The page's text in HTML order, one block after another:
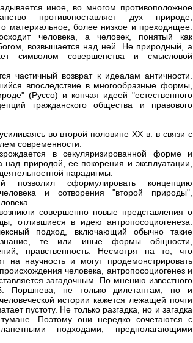
иное, во многом противоположное
противопоставляет дух природе,
материальное, более низкое и преходящее.
человека, а человек, понятый как
возвышается над ней. Не природный, а
символом совершенства и смысловой
частичный возврат к идеалам античности.
впоследствие в многообразные формы,
(Руссо) и кончая идеей "естественного
гражданского общества и правового
во второй половине XX в. в связи с
современности.
в секуляризированной форме и
над природой, ее покорения и эксплуатации,
парадигмы.
позволил сформулировать концепцию
и сотворения "второй природы",
совершенно новые представления о
отлившиеся в идею антропосоциогенеза.
подход, включающий обычно такие
те или иные формы общности,
нравственность. Несмотря на то, что
на научность и могут продемонстрировать
человека, антропосоциогенез и
загадочным. По мнению известного
Поршнева, не только дилетантам, но и
истории кажется лежащей почти
пустоту. Не только разгадка, но и загадка
Поэтому они нередко сочетаются с
подходами, предполагающими